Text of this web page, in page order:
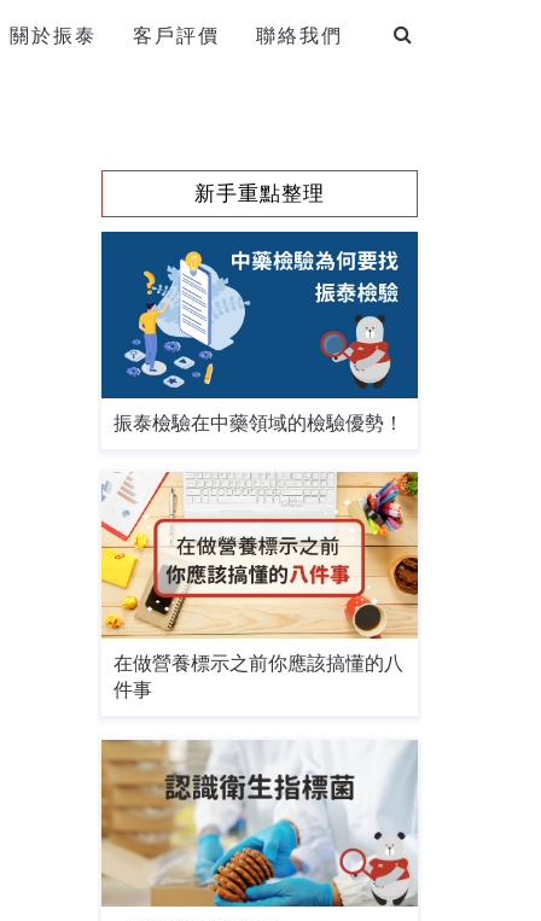
關於振泰 客戶評價 聯絡我們
新手重點整理
振泰檢驗在中藥領域的檢驗優勢！
在做營養標示之前你應該搞懂的八
件事